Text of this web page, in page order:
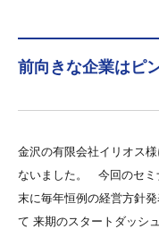
前向きな企業はピ
金沢の有限会社イリオス
ないました。 今回のセミ
末に毎年恒例の経営方針
て 来期のスタートダッシ